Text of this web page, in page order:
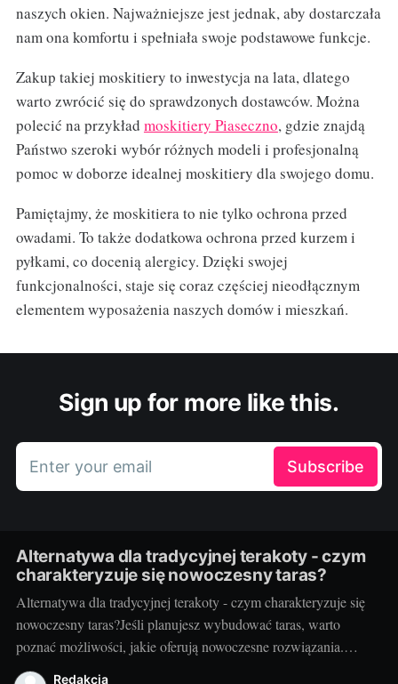
naszych okien. Najważniejsze jest jednak, aby dostarczała
nam ona komfortu i spełniała swoje podstawowe funkcje.
Zakup takiej moskitiery to inwestycja na lata, dlatego
warto zwrócić się do sprawdzonych dostawców. Można
polecić na przykład moskitiery Piaseczno, gdzie znajdą
Państwo szeroki wybór różnych modeli i profesjonalną
pomoc w doborze idealnej moskitiery dla swojego domu.
Pamiętajmy, że moskitiera to nie tylko ochrona przed
owadami. To także dodatkowa ochrona przed kurzem i
pyłkami, co docenią alergicy. Dzięki swojej
funkcjonalności, staje się coraz częściej nieodłącznym
elementem wyposażenia naszych domów i mieszkań.
Sign up for more like this.
Enter your email Subscribe
Alternatywa dla tradycyjnej terakoty - czym
charakteryzuje się nowoczesny taras?
Alternatywa dla tradycyjnej terakoty - czym charakteryzuje się
nowoczesny taras?Jeśli planujesz wybudować taras, warto
poznać możliwości, jakie oferują nowoczesne rozwiązania.
Można przecież zdecydować się na coś więcej niż tylko
Redakcja